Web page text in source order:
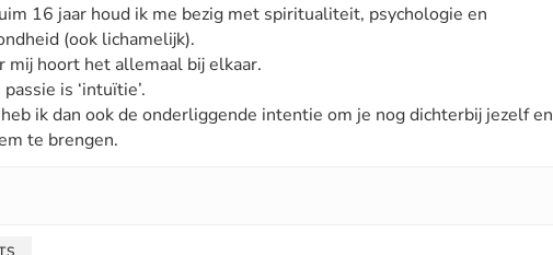
16 jaar houd ik me bezig met spiritualiteit, psychologie en
(ook lichamelijk).
mij hoort het allemaal bij elkaar.
is ‘intuïtie’.
ik dan ook de onderliggende intentie om je nog dichterbij jezelf en
te brengen.